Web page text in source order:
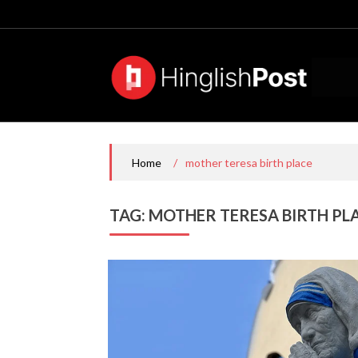
Home / mother teresa birth place
TAG: MOTHER TERESA BIRTH